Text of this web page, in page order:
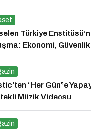
Türkiye
Ekonomi,
Konferansı
“Her Gün”e
Müzik Videosu